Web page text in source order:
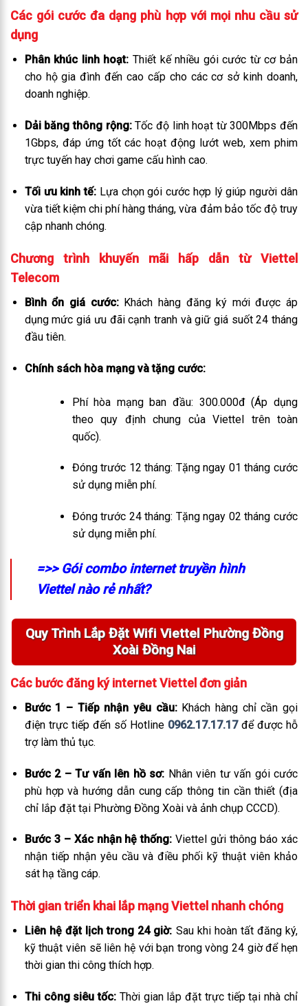
Các gói cước đa dạng phù hợp với mọi nhu cầu sử
dụng
Phân khúc linh hoạt: Thiết kế nhiều gói cước từ cơ bản
cho hộ gia đình đến cao cấp cho các cơ sở kinh doanh,
doanh nghiệp.
Dải băng thông rộng:Tốc độ linh hoạt từ 300Mbps đến
1Gbps, đáp ứng tốt các hoạt động lướt web, xem phim
trực tuyến hay chơi game cấu hình cao.
Tối ưu kinh tế: Lựa chọn gói cước hợp lý giúp người dân
vừa tiết kiệm chi phí hàng tháng, vừa đảm bảo tốc độ truy
cập nhanh chóng.
Chương trình khuyến mãi hấp dẫn từ Viettel
Telecom
Bình ổn giá cước:Khách hàng đăng ký mới được áp
dụng mức giá ưu đãi cạnh tranh và giữ giá suốt 24 tháng
đầu tiên.
Chính sách hòa mạng và tặng cước:
Phí hòa mạng ban đầu: 300.000đ (Áp dụng
theo quy định chung của Viettel trên toàn
quốc).
Đóng trước 12 tháng: Tặng ngay 01 tháng cước
sử dụng miễn phí.
Đóng trước 24 tháng: Tặng ngay 02 tháng cước
sử dụng miễn phí.
=>> Gói combo internet truyền hình
Viettel nào rẻ nhất?
Quy Trình Lắp Đặt Wifi Viettel Phường Đồng
Xoài Đồng Nai
Các bước đăng ký internet Viettel đơn giản
Bước 1 – Tiếp nhận yêu cầu:Khách hàng chỉ cần gọi
điện trực tiếp đến số Hotline 0962.17.17.17 để được hỗ
trợ làm thủ tục.
Bước 2 – Tư vấn lên hồ sơ: Nhân viên tư vấn gói cước
phù hợp và hướng dẫn cung cấp thông tin cần thiết (địa
chỉ lắp đặt tại Phường Đồng Xoài và ảnh chụp CCCD).
Bước 3 – Xác nhận hệ thống: Viettel gửi thông báo xác
nhận tiếp nhận yêu cầu và điều phối kỹ thuật viên khảo
sát hạ tầng cáp.
Thời gian triển khai lắp mạng Viettel nhanh chóng
Liên hệ đặt lịch trong 24 giờ: Sau khi hoàn tất đăng ký,
kỹ thuật viên sẽ liên hệ với bạn trong vòng 24 giờ để hẹn
thời gian thi công thích hợp.
Thi công siêu tốc: Thời gian lắp đặt trực tiếp tại nhà chỉ